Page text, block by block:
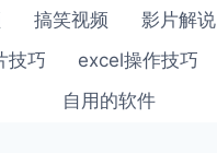
搞笑视频 影片解说
技巧 excel操作技巧
自用的软件